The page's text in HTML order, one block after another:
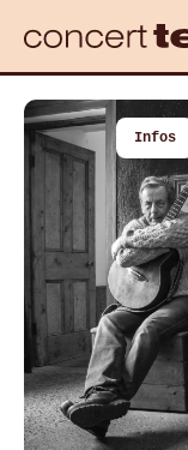
Infos